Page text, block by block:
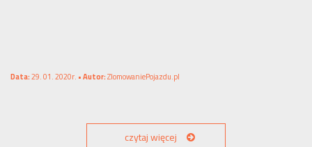
Data:29. 01. 2020r. •Autor:ZlomowaniePojazdu.pl
czytaj więcej